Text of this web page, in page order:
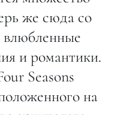
же сюда со
влюбленные
и романтики.
Seasons
на